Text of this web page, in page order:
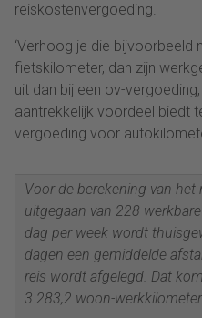
reiskostenvergoeding.
‘Verhoog je die bijvoorbeeld
fietskilometer, dan zijn
uit dan bij een ov-
aantrekkelijk voordeel biedt
vergoeding voor
Voor de berekening van
uitgegaan van 228
dag per week wordt
dagen een gemiddelde
reis wordt afgelegd. Dat
3.283,2 woon-